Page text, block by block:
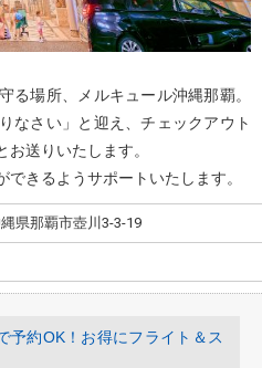
る場所、メルキュール沖縄那覇。
なさい」と迎え、チェックアウト
送りいたします。
きるようサポートいたします。
県那覇市壺川3-3-19
予約OK！お得にフライト＆ス